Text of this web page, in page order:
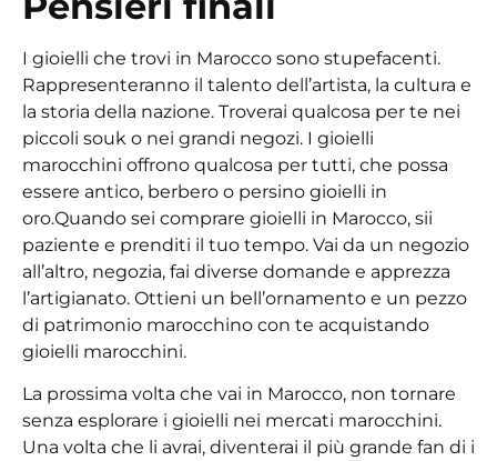
I gioielli che trovi in Marocco sono stupefacenti.
Rappresenteranno il talento dell’artista, la cultura e
la storia della nazione. Troverai qualcosa per te nei
piccoli souk o nei grandi negozi. I gioielli
marocchini offrono qualcosa per tutti, che possa
essere antico, berbero o persino gioielli in
oro.Quando sei comprare gioielli in Marocco, sii
paziente e prenditi il tuo tempo. Vai da un negozio
all’altro, negozia, fai diverse domande e apprezza
l’artigianato. Ottieni un bell’ornamento e un pezzo
di patrimonio marocchino con te acquistando
gioielli marocchini.
La prossima volta che vai in Marocco, non tornare
senza esplorare i gioielli nei mercati marocchini.
Una volta che li avrai, diventerai il più grande fan di i